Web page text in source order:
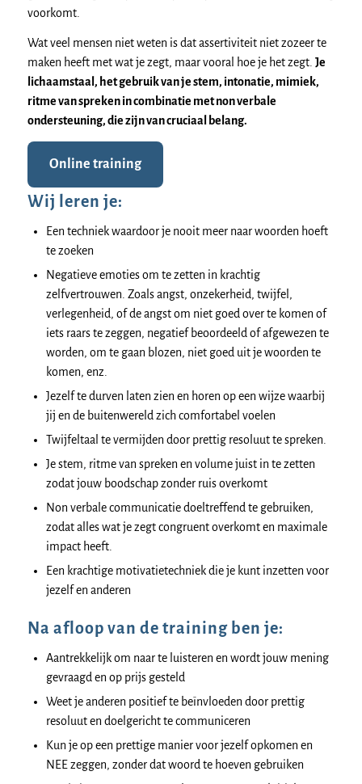
voorkomt.
Wat veel mensen niet weten is dat assertiviteit niet zozeer te
maken heeft met wat je zegt, maar vooral hoe je het zegt. Je
lichaamstaal, het gebruik van je stem, intonatie, mimiek,
ritme van spreken in combinatie met non verbale
ondersteuning, die zijn van cruciaal belang.
Online training
Wij leren je:
Een techniek waardoor je nooit meer naar woorden hoeft
te zoeken
Negatieve emoties om te zetten in krachtig
zelfvertrouwen. Zoals angst, onzekerheid, twijfel,
verlegenheid, of de angst om niet goed over te komen of
iets raars te zeggen, negatief beoordeeld of afgewezen te
worden, om te gaan blozen, niet goed uit je woorden te
komen, enz.
Jezelf te durven laten zien en horen op een wijze waarbij
jij en de buitenwereld zich comfortabel voelen
Twijfeltaal te vermijden door prettig resoluut te spreken.
Je stem, ritme van spreken en volume juist in te zetten
zodat jouw boodschap zonder ruis overkomt
Non verbale communicatie doeltreffend te gebruiken,
zodat alles wat je zegt congruent overkomt en maximale
impact heeft.
Een krachtige motivatietechniek die je kunt inzetten voor
jezelf en anderen
Na afloop van de training ben je:
Aantrekkelijk om naar te luisteren en wordt jouw mening
gevraagd en op prijs gesteld
Weet je anderen positief te beïnvloeden door prettig
resoluut en doelgericht te communiceren
Kun je op een prettige manier voor jezelf opkomen en
NEE zeggen, zonder dat woord te hoeven gebruiken